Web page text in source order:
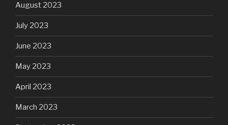
August 2023
July 2023
June 2023
May 2023
April 2023
March 2023